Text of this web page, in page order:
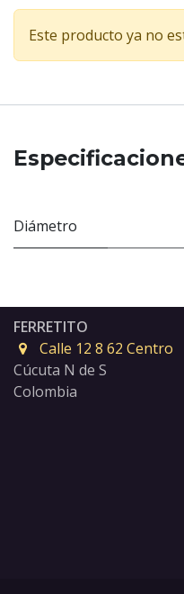
Este producto ya no
Diámetro
FERRETITO
Calle 12 8 62 Centro
Cúcuta N de S
Colombia